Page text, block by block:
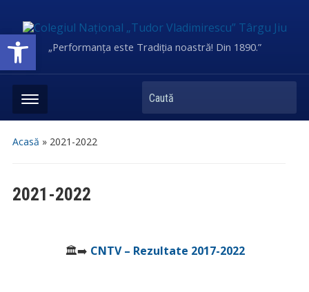
Deschide bara de unelte„Performanța este Tradiția noastră! Din 1890.”
Caută
Acasă » 2021-2022
2021-2022
🏛➡️ CNTV – Rezultate 2017-2022